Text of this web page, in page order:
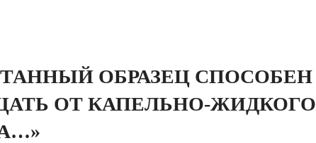
ОБРАЗЕЦ СПОСОБЕН
ОТ КАПЕЛЬНО-ЖИДКОГО